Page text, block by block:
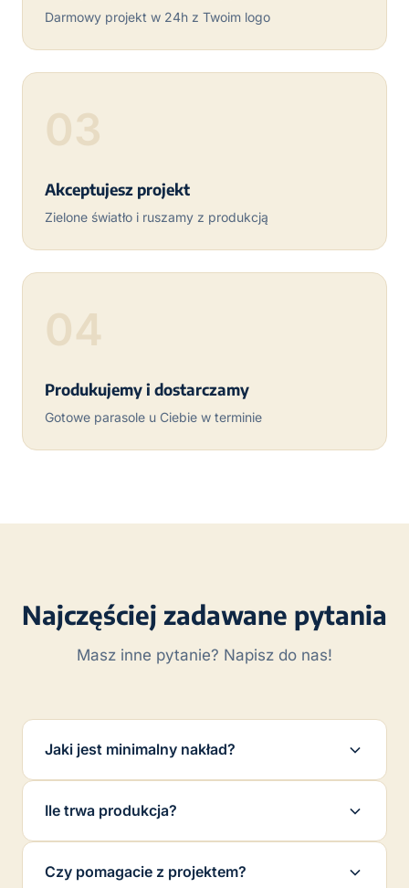
Darmowy projekt w 24h z Twoim logo
03
Akceptujesz projekt
Zielone światło i ruszamy z produkcją
04
Produkujemy i dostarczamy
Gotowe parasole u Ciebie w terminie
Najczęściej zadawane pytania
Masz inne pytanie? Napisz do nas!
Jaki jest minimalny nakład?
zamówienie, tym niższa cena jednostkowa.
Chętnie wycenimy każde zapytanie
Ile trwa produkcja?
roboczychod akceptacji projektu. Oferujemy też
Czy pomagacie z projektem?